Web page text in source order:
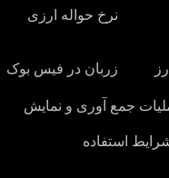
نرخ حواله ارزی
زربان در فیس بوک
جمع آوری و نمایش
استفاده